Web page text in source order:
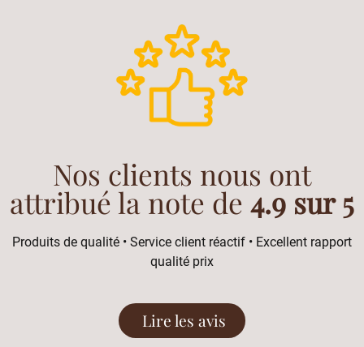
Nos clients nous ont
attribué la note de 4.9 sur 5
Produits de qualité • Service client réactif • Excellent rapport
qualité prix
Lire les avis